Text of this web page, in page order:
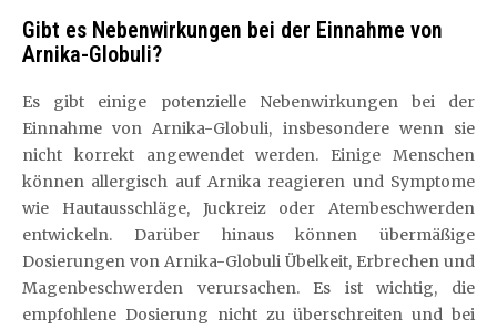
Gibt es Nebenwirkungen bei der Einnahme von
Arnika-Globuli?
Es gibt einige potenzielle Nebenwirkungen bei der
Einnahme von Arnika-Globuli, insbesondere wenn sie
nicht korrekt angewendet werden. Einige Menschen
können allergisch auf Arnika reagieren und Symptome
wie Hautausschläge, Juckreiz oder Atembeschwerden
entwickeln. Darüber hinaus können übermäßige
Dosierungen von Arnika-Globuli Übelkeit, Erbrechen und
Magenbeschwerden verursachen. Es ist wichtig, die
empfohlene Dosierung nicht zu überschreiten und bei